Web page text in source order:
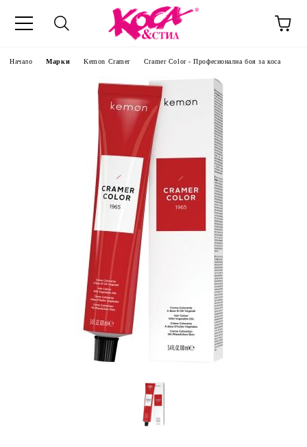
Начало Марки Kemon Cramer Cramer Color - Професионална боя за коса